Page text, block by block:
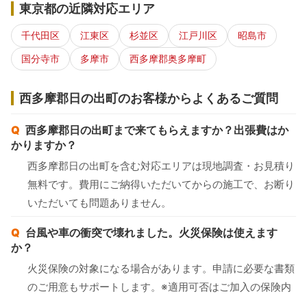
東京都の近隣対応エリア
千代田区 江東区 杉並区 江戸川区
昭島市
国分寺市
多摩市 西多摩郡奥多摩町
西多摩郡日の出町のお客様からよくあるご質問
西多摩郡日の出町まで来てもらえますか？出張費はか
かりますか？
西多摩郡日の出町を含む対応エリアは現地調査・お見積り
無料です。費用にご納得いただいてからの施工で、お断り
いただいても問題ありません。
台風や車の衝突で壊れました。火災保険は使えます
か？
火災保険の対象になる場合があります。申請に必要な書類
のご用意もサポートします。※適用可否はご加入の保険内